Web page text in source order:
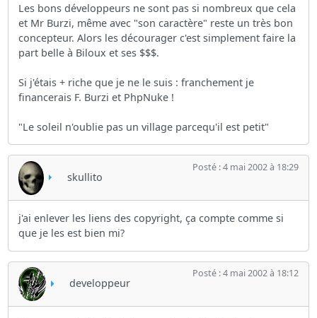
Les bons développeurs ne sont pas si nombreux que cela
et Mr Burzi, même avec "son caractère" reste un très bon
concepteur. Alors les décourager c'est simplement faire la
part belle à Biloux et ses $$$.
Si j'étais + riche que je ne le suis : franchement je
financerais F. Burzi et PhpNuke !
"Le soleil n'oublie pas un village parcequ'il est petit"
skullito
Posté : 4 mai 2002 à 18:29
j'ai enlever les liens des copyright, ça compte comme si
que je les est bien mi?
developpeur
Posté : 4 mai 2002 à 18:12